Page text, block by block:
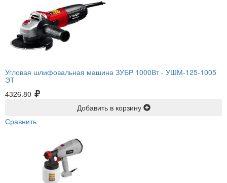
Угловая шлифовальная машина ЗУБР 1000Вт - УШМ-125-1005
ЭТ
4326.80
Добавить в корзину
Сравнить